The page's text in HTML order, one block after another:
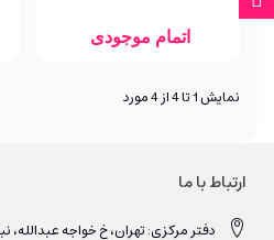
اتمام موجودی
نمایش 1 تا 4 از 4 مورد
ارتباط با ما